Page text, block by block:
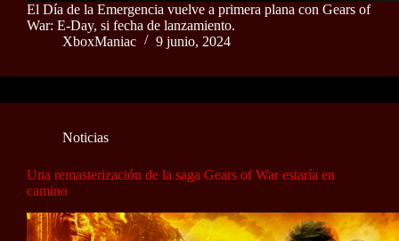
El Día de la Emergencia vuelve a primera plana con Gears of
War: E-Day, si fecha de lanzamiento.
XboxManiac
9 junio, 2024
Noticias
Una remasterización de la saga Gears of War estaría en
camino